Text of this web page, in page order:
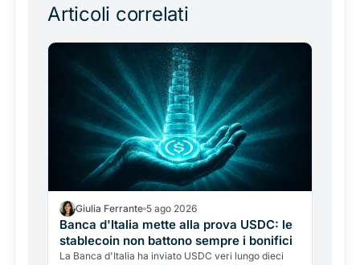
Articoli correlati
Giulia Ferrante 5 ago 2026
Banca d'Italia mette alla prova USDC: le
stablecoin non battono sempre i bonifici
La Banca d'Italia ha inviato USDC veri lungo dieci